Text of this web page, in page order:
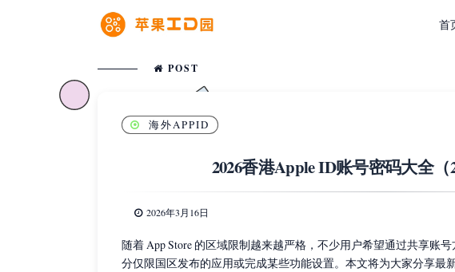
首
POST
海外APPID
2026香港Apple ID账号密码大全（
2026年3月16日
随着 App Store 的区域限制越来越严格，不少用户希望通过共享账
分仅限国区发布的应用或完成某些功能设置。本文将为大家分享最